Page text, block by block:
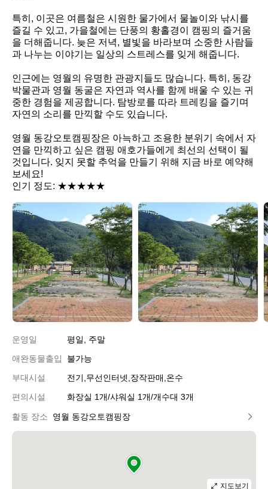
특히, 이곳은 여름철은 시원한 물가에서 물놀이와 낚시를
즐길 수 있고, 가을철에는 단풍의 황홀경이 캠핑의 즐거움
을 더해줍니다. 늦은 저녁, 별빛을 바라보며 소중한 사람들
과 나누는 이야기는 일상의 스트레스를 잊게 해줍니다.
인근에는 영월의 유명한 관광지들도 많습니다. 특히, 동강
박물관과 영월 동굴은 자연과 역사를 함께 배울 수 있는 귀
중한 경험을 제공합니다. 탐방로를 따라 트레킹을 즐기며
자연의 소리를 만끽할 수도 있습니다.
영월 동강오토캠핑장은 아늑하고 조용한 분위기 속에서 자
연을 만끽하고 싶은 캠핑 애호가들에게 최선의 선택이 될
것입니다. 잊지 못할 추억을 만들기 위해 지금 바로 예약해
보세요!
인기 정도: ★★★★★
영
월
동
강
오
토
캠
핑
장
영
월
동
강
오
토
캠
핑
장
운영일
평일, 주말
애완동물출입
불가능
부대시설
전기,무선인터넷,장작판매,온수
편의시설
화장실 1개/샤워실 1개/개수대 3개
활동 장소 영월 동강오토캠핑장
지도보기